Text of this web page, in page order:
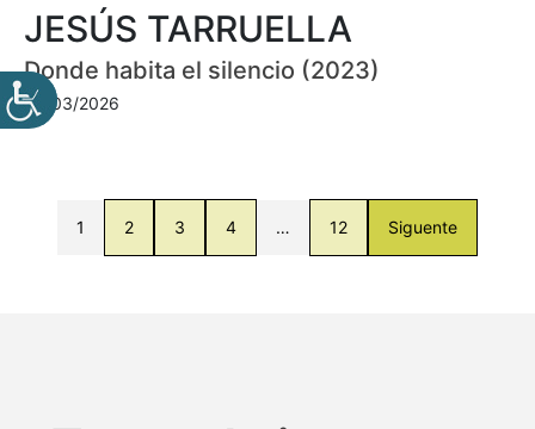
JESÚS TARRUELLA
Donde habita el silencio (2023)
30/03/2026
1 2 3 4 … 12 Siguente